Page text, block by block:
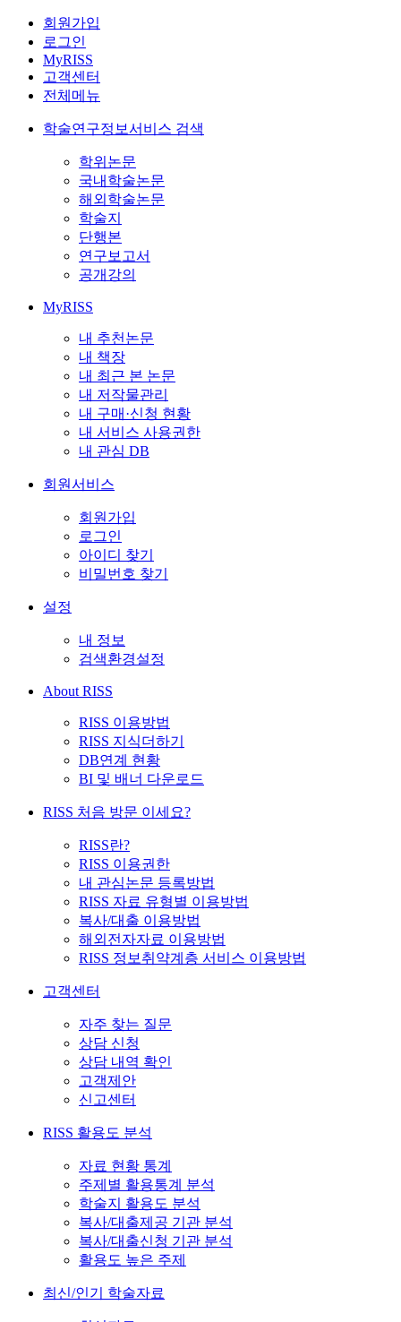
회원가입
로그인
MyRISS
고객센터
전체메뉴
학술연구정보서비스 검색
학위논문
국내학술논문
해외학술논문
학술지
단행본
연구보고서
공개강의
MyRISS
내 추천논문
내 책장
내 최근 본 논문
내 저작물관리
내 구매·신청 현황
내 서비스 사용권한
내 관심 DB
회원서비스
회원가입
로그인
아이디 찾기
비밀번호 찾기
설정
내 정보
검색환경설정
About RISS
RISS 이용방법
RISS 지식더하기
DB연계 현황
BI 및 배너 다운로드
RISS 처음 방문 이세요?
RISS란?
RISS 이용권한
내 관심논문 등록방법
RISS 자료 유형별 이용방법
복사/대출 이용방법
해외전자자료 이용방법
RISS 정보취약계층 서비스 이용방법
고객센터
자주 찾는 질문
상담 신청
상담 내역 확인
고객제안
신고센터
RISS 활용도 분석
자료 현황 통계
주제별 활용통계 분석
학술지 활용도 분석
복사/대출제공 기관 분석
복사/대출신청 기관 분석
활용도 높은 주제
최신/인기 학술자료